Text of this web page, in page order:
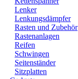
Lenker
Lenkungsdämpfer
Rasten und Zubehör
Rastenanlagen
Reifen
Schwingen
Seitenständer
Sitzplatten